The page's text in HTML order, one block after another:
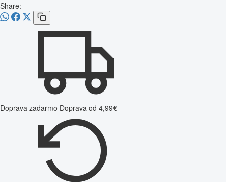
Share:
Doprava zadarmo Doprava od 4,99€